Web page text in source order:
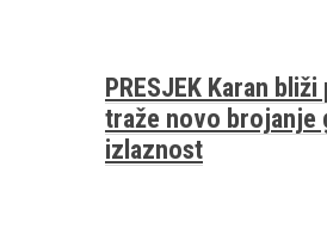
PRESJEK Karan
traže novo brojanje
izlaznost